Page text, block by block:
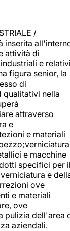
/
inserita
attività di
e
figura senior, la
di
qualitativi nella
attraverso
e
e materiali
e macchine
specifici per
e
ove
e materiali
ove
pulizia dell'area
aziendali.